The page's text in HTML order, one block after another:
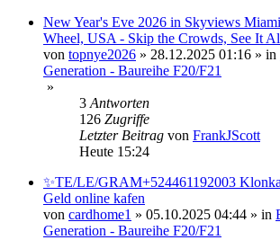
New Year's Eve 2026 in Skyviews
Wheel, USA - Skip the Crowds, See It
von topnye2026 » 28.12.2025 01:16 » in
Generation - Baureihe F20/F21
»
3 Antworten
126 Zugriffe
Letzter Beitrag von FrankJScott
Heute 15:24
✨TE/LE/GRAM+524461192003
Geld online kafen
von cardhome1 » 05.10.2025 04:44 » in
Generation - Baureihe F20/F21